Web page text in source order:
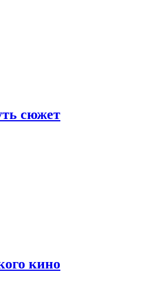
сюжет
кино